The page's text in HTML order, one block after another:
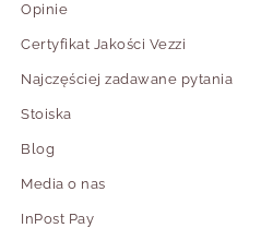
Opinie
Certyfikat Jakości Vezzi
Najczęściej zadawane pytania
Stoiska
Blog
Media o nas
InPost Pay